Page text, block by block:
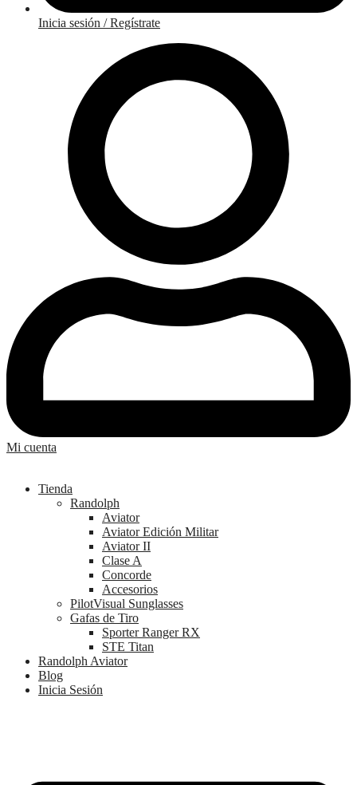
Inicia sesión / Regístrate
Mi cuenta
Tienda
Randolph
Aviator
Aviator Edición Militar
Aviator II
Clase A
Concorde
Accesorios
PilotVisual Sunglasses
Gafas de Tiro
Sporter Ranger RX
STE Titan
Randolph Aviator
Blog
Inicia Sesión